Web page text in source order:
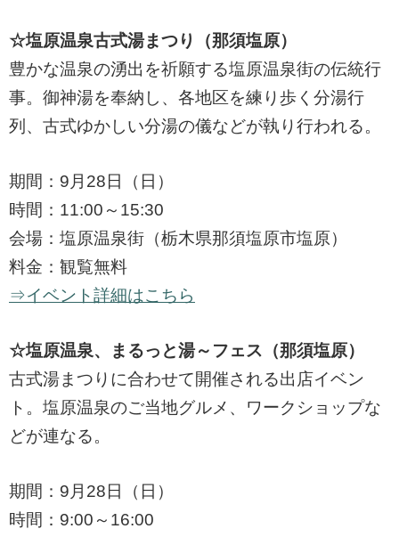
☆塩原温泉古式湯まつり（那須塩原）
豊かな温泉の湧出を祈願する塩原温泉街の伝統行
事。御神湯を奉納し、各地区を練り歩く分湯行
列、古式ゆかしい分湯の儀などが執り行われる。
期間：9月28日（日）
時間：11:00～15:30
会場：塩原温泉街（栃木県那須塩原市塩原）
料金：観覧無料
⇒イベント詳細はこちら
☆塩原温泉、まるっと湯～フェス（那須塩原）
古式湯まつりに合わせて開催される出店イベン
ト。塩原温泉のご当地グルメ、ワークショップな
どが連なる。
期間：9月28日（日）
時間：9:00～16:00